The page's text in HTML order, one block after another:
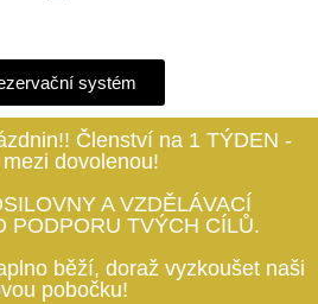
systém
Členství na 1 TÝDEN -
dovolenou!
A VZDĚLÁVACÍ
PODPORU TVÝCH CÍLŮ.
běží, doraž vyzkoušet naši
pobočku!